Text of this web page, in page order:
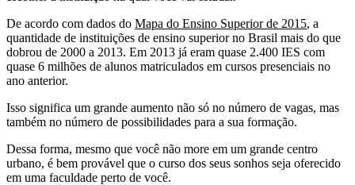
De acordo com dados do Mapa do Ensino Superior de 2015, a
quantidade de instituições de ensino superior no Brasil mais do que
dobrou de 2000 a 2013. Em 2013 já eram quase 2.400 IES com
quase 6 milhões de alunos matriculados em cursos presenciais no
ano anterior.
Isso significa um grande aumento não só no número de vagas, mas
também no número de possibilidades para a sua formação.
Dessa forma, mesmo que você não more em um grande centro
urbano, é bem provável que o curso dos seus sonhos seja oferecido
em uma faculdade perto de você.